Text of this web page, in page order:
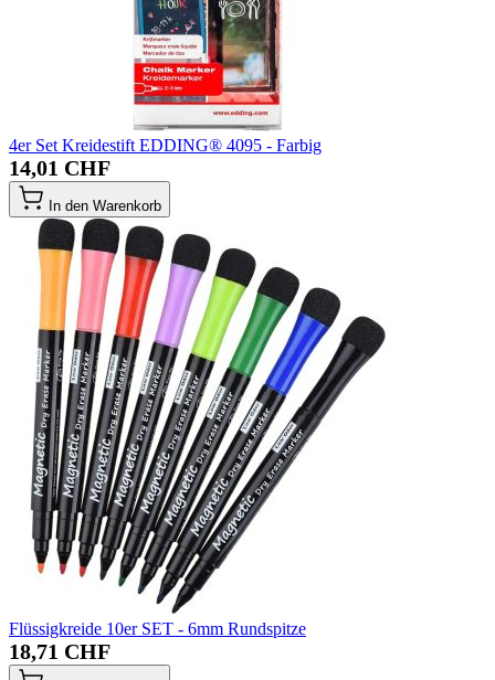
4er Set Kreidestift EDDING® 4095 - Farbig
14,01 CHF
In den Warenkorb
Flüssigkreide 10er SET - 6mm Rundspitze
18,71 CHF